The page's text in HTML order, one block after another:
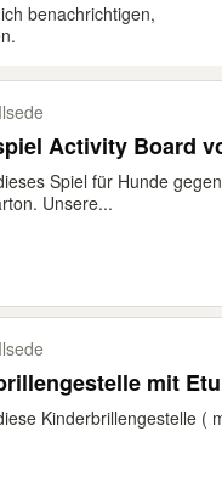
benachrichtigen,
Activity Board
Spiel für Hunde
Unsere...
mit
Kinderbrillengestelle (